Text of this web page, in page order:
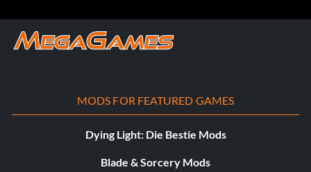
MODS FOR FEATURED GAMES
Dying Light: Die Bestie Mods
Blade & Sorcery Mods